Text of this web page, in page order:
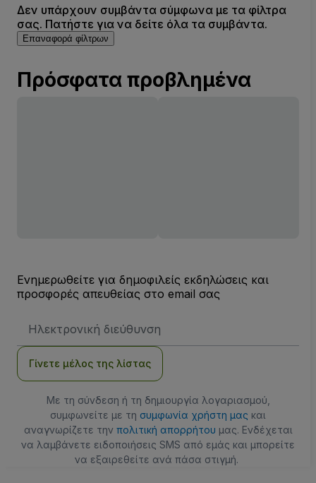
Δεν υπάρχουν συμβάντα σύμφωνα με τα φίλτρα
σας. Πατήστε για να δείτε όλα τα συμβάντα.
Επαναφορά φίλτρων
Πρόσφατα προβλημένα
Ενημερωθείτε για δημοφιλείς εκδηλώσεις και
προσφορές απευθείας στο email σας
Email
Γίνετε μέλος της λίστας
Με τη σύνδεση ή τη δημιουργία λογαριασμού,
συμφωνείτε με τη συμφωνία χρήστη μας και
αναγνωρίζετε την πολιτική απορρήτου μας. Ενδέχεται
να λαμβάνετε ειδοποιήσεις SMS από εμάς και μπορείτε
να εξαιρεθείτε ανά πάσα στιγμή.